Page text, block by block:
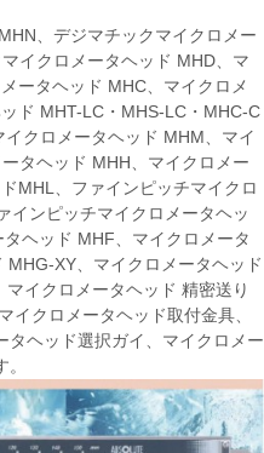
、デジマチックマイクロメー
イクロメータヘッド MHD、マ
ータヘッド MHC、マイクロメ
ド MHT-LC・MHS-LC・MHC-C
クロメータヘッド MHM、マイ
タヘッド MHH、マイクロメー
MHL、ファインピッチマイクロ
インピッチマイクロメータヘッ
ヘッド MHF、マイクロメータ
XY、マイクロメータヘッド
イクロメータヘッド 精密送り
イクロメータヘッド取付金具、
タヘッド選択ガイ、マイクロメー